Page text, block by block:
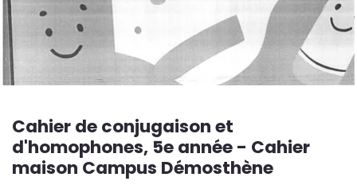
Cahier de conjugaison et
d'homophones, 5e année - Cahier
maison Campus Démosthène